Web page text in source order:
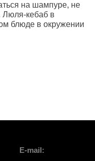
на шампуре, не
Люля-кебаб в
блюде в окружении
E-mail: